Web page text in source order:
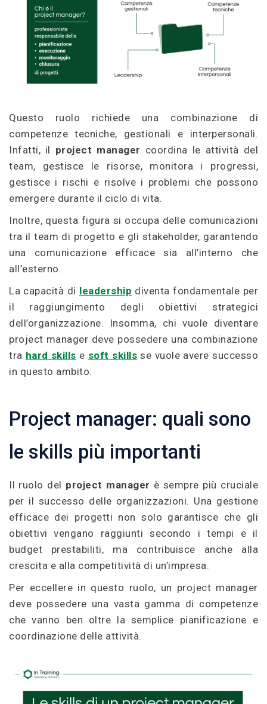
Questo ruolo richiede una combinazione di
competenze tecniche, gestionali e interpersonali.
Infatti, il project manager coordina le attività del
team, gestisce le risorse, monitora i progressi,
gestisce i rischi e risolve i problemi che possono
emergere durante il ciclo di vita.
Inoltre, questa figura si occupa delle comunicazioni
tra il team di progetto e gli stakeholder, garantendo
una comunicazione efficace sia all’interno che
all’esterno.
La capacità di leadership diventa fondamentale per
il raggiungimento degli obiettivi strategici
dell’organizzazione. Insomma, chi vuole diventare
project manager deve possedere una combinazione
tra hard skills e soft skills se vuole avere successo
in questo ambito.
Project manager: quali sono
le skills più importanti
Il ruolo del project manager è sempre più cruciale
per il successo delle organizzazioni. Una gestione
efficace dei progetti non solo garantisce che gli
obiettivi vengano raggiunti secondo i tempi e il
budget prestabiliti, ma contribuisce anche alla
crescita e alla competitività di un’impresa.
Per eccellere in questo ruolo, un project manager
deve possedere una vasta gamma di competenze
che vanno ben oltre la semplice pianificazione e
coordinazione delle attività.